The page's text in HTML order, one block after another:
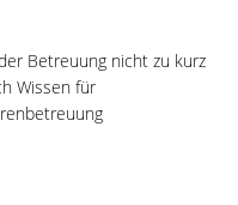
Betreuung nicht zu kurz
Wissen für